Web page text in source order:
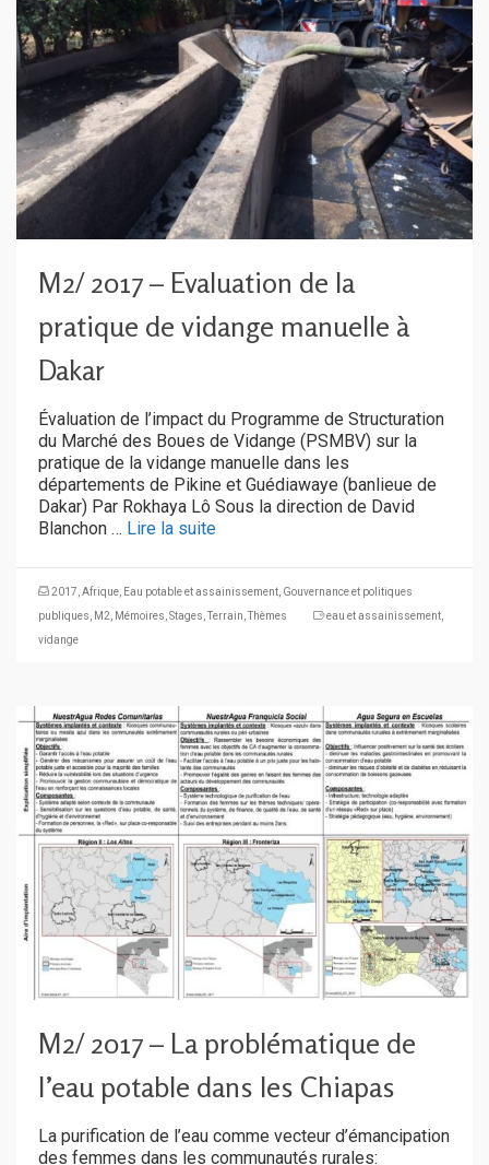
M2/ 2017 – Evaluation de la
pratique de vidange manuelle à
Dakar
Évaluation de l’impact du Programme de Structuration
du Marché des Boues de Vidange (PSMBV) sur la
pratique de la vidange manuelle dans les
départements de Pikine et Guédiawaye (banlieue de
Dakar) Par Rokhaya Lô Sous la direction de David
Blanchon … Lire la suite
2017 Afrique Eau potable et assainissement Gouvernance et politiques
publiques
M2 Mémoires Stages ,Terrain ,Thèmes eau et assainissement
vidange
M2/ 2017 – La problématique de
l’eau potable dans les Chiapas
La purification de l’eau comme vecteur d’émancipation
des femmes dans les communautés rurales: